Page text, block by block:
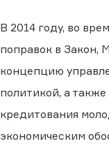
В 2014 году, во
поправок в Закон,
концепцию
политикой, а
кредитования
экономическим